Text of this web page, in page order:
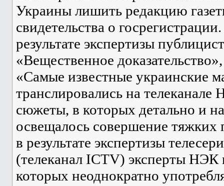
Украины лишить редакцию
свидетельства о
результате экспертизы
«Вещественное
«Самые известные украинские
транслировались на
сюжеты, в которых детально и
освещалось совершение тяжких
в результате экспертизы
(телеканал ICTV) эксперты НЭК
которых неоднократно